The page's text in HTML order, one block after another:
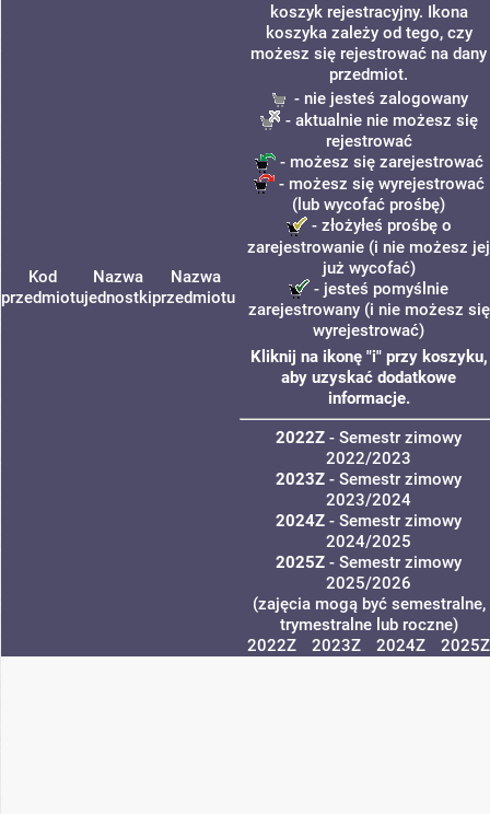
Kod
przedmiotu
Nazwa
jednostki
Nazwa
przedmiotu
koszyk rejestracyjny. Ikona
koszyka zależy od tego, czy
możesz się rejestrować na dany
przedmiot.
- nie jesteś zalogowany
- aktualnie nie możesz się
rejestrować
- możesz się zarejestrować
- możesz się wyrejestrować
(lub wycofać prośbę)
- złożyłeś prośbę o
zarejestrowanie (i nie możesz jej
już wycofać)
- jesteś pomyślnie
zarejestrowany (i nie możesz się
wyrejestrować)
Kliknij na ikonę "i" przy koszyku,
aby uzyskać dodatkowe
informacje.
2022Z - Semestr zimowy
2022/2023
2023Z - Semestr zimowy
2023/2024
2024Z - Semestr zimowy
2024/2025
2025Z - Semestr zimowy
2025/2026
(zajęcia mogą być semestralne,
trymestralne lub roczne)
2022Z
2023Z 2024Z 2025Z